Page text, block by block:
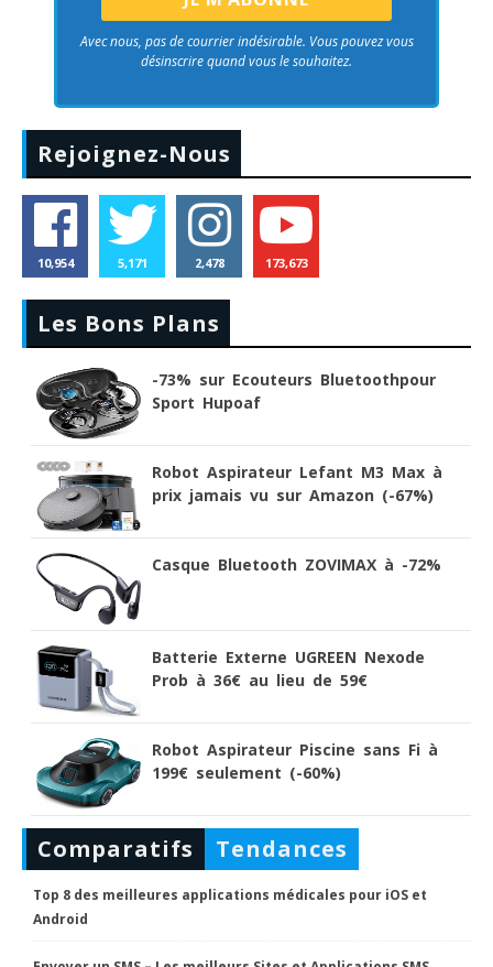
Avec nous, pas de courrier indésirable. Vous pouvez vous
désinscrire quand vous le souhaitez.
Rejoignez-Nous
10,954 5,171 2,478 173,673
Les Bons Plans
-73% sur Ecouteurs Bluetoothpour
Sport Hupoaf
Robot Aspirateur Lefant M3 Max à
prix jamais vu sur Amazon (-67%)
Casque Bluetooth ZOVIMAX à -72%
Batterie Externe UGREEN Nexode
Prob à 36€ au lieu de 59€
Robot Aspirateur Piscine sans Fi à
199€ seulement (-60%)
Comparatifs Tendances
Top 8 des meilleures applications médicales pour iOS et
Android